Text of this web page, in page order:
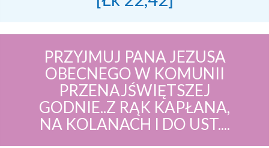
PRZYJMUJ PANA JEZUSA
OBECNEGO W KOMUNII
PRZENAJŚWIĘTSZEJ
GODNIE..Z RĄK KAPŁANA,
NA KOLANACH I DO UST....